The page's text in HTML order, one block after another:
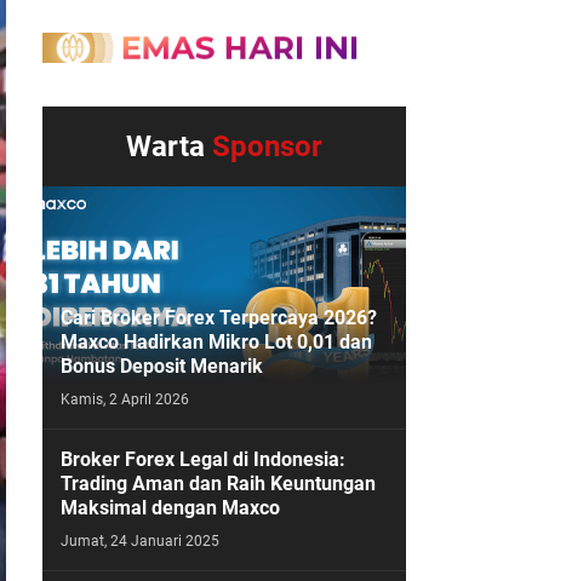
Warta Sponsor
Cari Broker Forex Terpercaya 2026?
Maxco Hadirkan Mikro Lot 0,01 dan
Bonus Deposit Menarik
Kamis, 2 April 2026
Broker Forex Legal di Indonesia:
Trading Aman dan Raih Keuntungan
Maksimal dengan Maxco
Jumat, 24 Januari 2025